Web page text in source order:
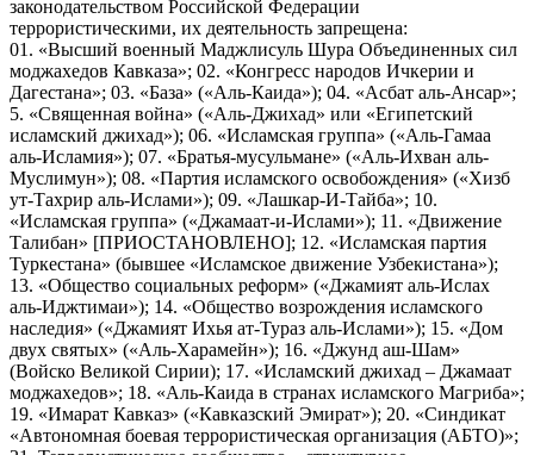
законодательством Российской Федерации
террористическими, их деятельность запрещена:
01. «Высший военный Маджлисуль Шура Объединенных сил
моджахедов Кавказа»; 02. «Конгресс народов Ичкерии и
Дагестана»; 03. «База» («Аль-Каида»); 04. «Асбат аль-Ансар»;
5. «Священная война» («Аль-Джихад» или «Египетский
исламский джихад»); 06. «Исламская группа» («Аль-Гамаа
аль-Исламия»); 07. «Братья-мусульмане» («Аль-Ихван аль-
Муслимун»); 08. «Партия исламского освобождения» («Хизб
ут-Тахрир аль-Ислами»); 09. «Лашкар-И-Тайба»; 10.
«Исламская группа» («Джамаат-и-Ислами»); 11. «Движение
Талибан» [ПРИОСТАНОВЛЕНО]; 12. «Исламская партия
Туркестана» (бывшее «Исламское движение Узбекистана»);
13. «Общество социальных реформ» («Джамият аль-Ислах
аль-Иджтимаи»); 14. «Общество возрождения исламского
наследия» («Джамият Ихья ат-Тураз аль-Ислами»); 15. «Дом
двух святых» («Аль-Харамейн»); 16. «Джунд аш-Шам»
(Войско Великой Сирии); 17. «Исламский джихад – Джамаат
моджахедов»; 18. «Аль-Каида в странах исламского Магриба»;
19. «Имарат Кавказ» («Кавказский Эмират»); 20. «Синдикат
«Автономная боевая террористическая организация (АБТО)»;